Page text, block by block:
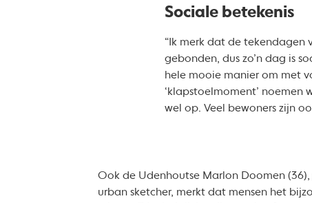
Sociale betekenis
“Ik merk dat de tekendagen
gebonden, dus zo’n dag is
hele mooie manier om met
‘klapstoelmoment’ noemen
wel op. Veel bewoners zijn
Ook de Udenhoutse Marlon Doomen
urban sketcher, merkt dat mensen het